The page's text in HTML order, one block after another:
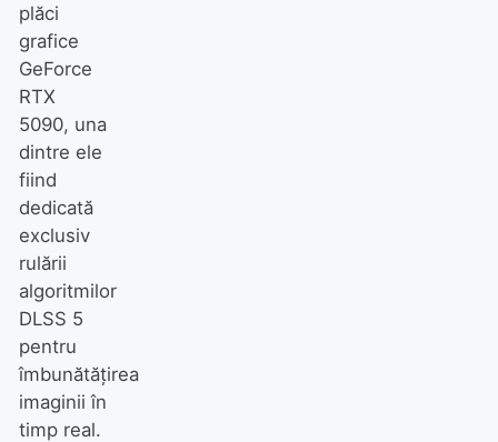
plăci
grafice
GeForce
RTX
5090, una
dintre ele
fiind
dedicată
exclusiv
rulării
algoritmilor
DLSS 5
pentru
îmbunătățirea
imaginii în
timp real.